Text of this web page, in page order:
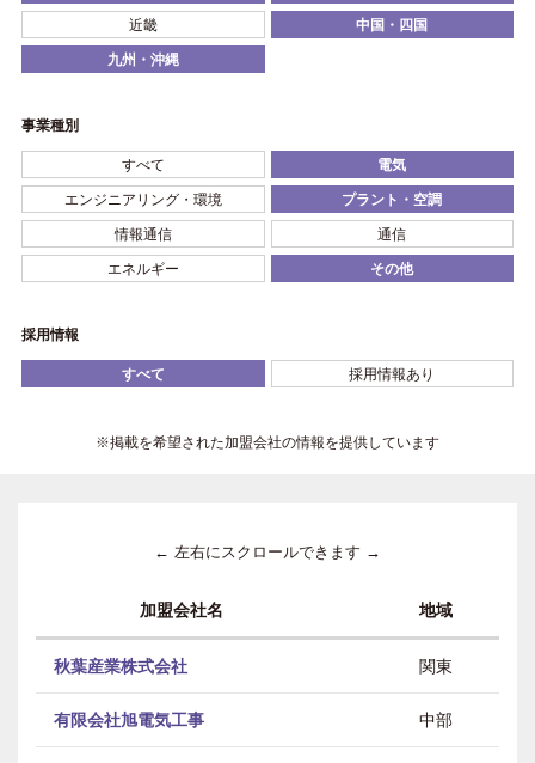
近畿 中国・四国
九州・沖縄
事業種別
すべて 電気
エンジニアリング・環境 プラント・空調
情報通信 通信
エネルギー その他
採用情報
すべて 採用情報あり
※掲載を希望された加盟会社の情報を提供しています
← 左右にスクロールできます →
加盟会社名 地域
秋葉産業株式会社 関東
有限会社旭電気工事 中部